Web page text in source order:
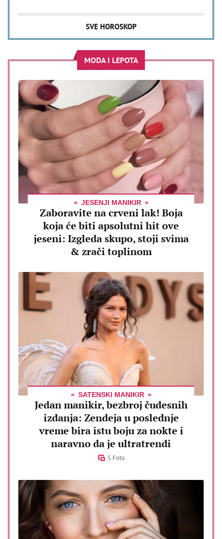
SVE HOROSKOP
MODA I LEPOTA
JESENJI MANIKIR
Zaboravite na crveni lak! Boja
koja će biti apsolutni hit ove
jeseni: Izgleda skupo, stoji svima
& zrači toplinom
SATENSKI MANIKIR
Jedan manikir, bezbroj čudesnih
izdanja: Zendeja u poslednje
vreme bira istu boju za nokte i
naravno da je ultratrendi
5 Foto